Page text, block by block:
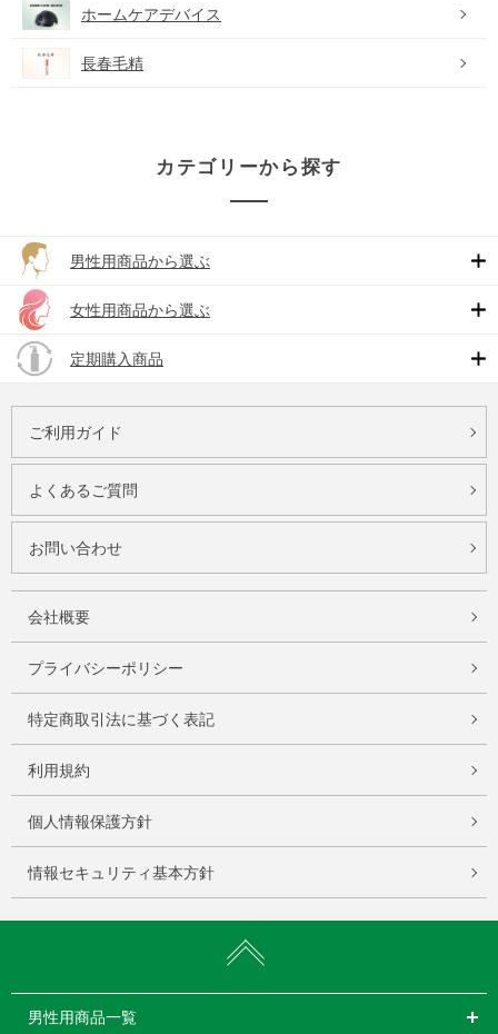
ホームケアデバイス
長春毛精
カテゴリーから探す
男性用商品から選ぶ
女性用商品から選ぶ
定期購入商品
ご利用ガイド
よくあるご質問
お問い合わせ
会社概要
プライバシーポリシー
特定商取引法に基づく表記
利用規約
個人情報保護方針
情報セキュリティ基本方針
男性用商品一覧